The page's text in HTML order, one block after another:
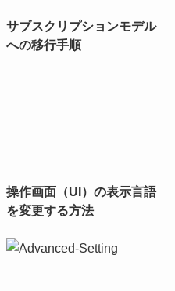
サブスクリプションモデル
への移行手順
操作画面（UI）の表示言語
を変更する方法